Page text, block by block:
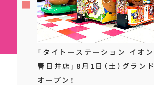
「タイトーステーション イオン
春日井店」8月1日（土）グランド
オープン！